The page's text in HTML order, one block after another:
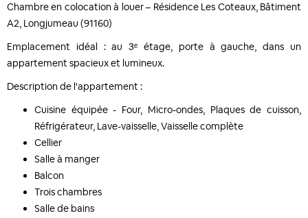
Chambre en colocation à louer – Résidence Les Coteaux, Bâtiment
A2, Longjumeau (91160)
Emplacement idéal : au 3ᵉ étage, porte à gauche, dans un
appartement spacieux et lumineux.
Description de l'appartement :
Cuisine équipée - Four, Micro-ondes, Plaques de cuisson,
Réfrigérateur, Lave-vaisselle, Vaisselle complète
Cellier
Salle à manger
Balcon
Trois chambres
Salle de bains